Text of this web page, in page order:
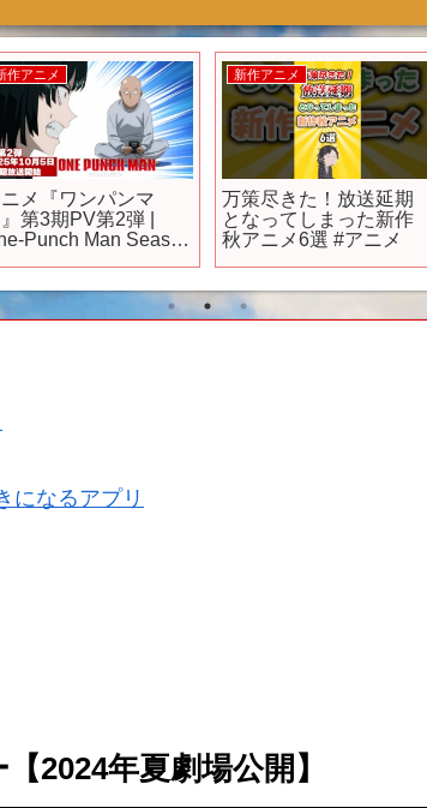
作アニメ
メ『ワンパンマ
第3期PV第2弾 |
Punch Man Season
新作アニメ
万策尽きた！放送延期
となってしまった新作
秋アニメ6選 #アニメ
なるアプリ
2024年夏劇場公開】